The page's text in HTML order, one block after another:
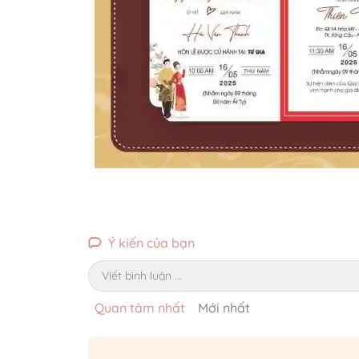
Ý kiến của bạn
Viết bình luận ...
Quan tâm nhất Mới nhất